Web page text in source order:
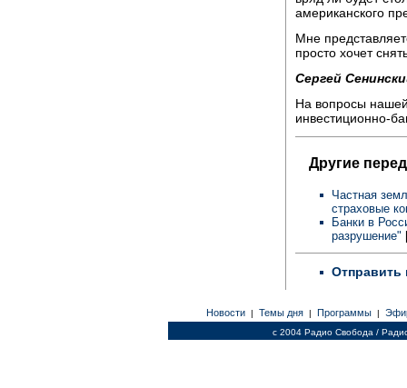
американского
Мне
просто хочет
Сергей
На вопросы
инвестиционно-
Другие
Частная
страховые
Банки в
разрушение"
Отправить
Новости | Темы дня | Программы |
c 2004 Радио Свобода /